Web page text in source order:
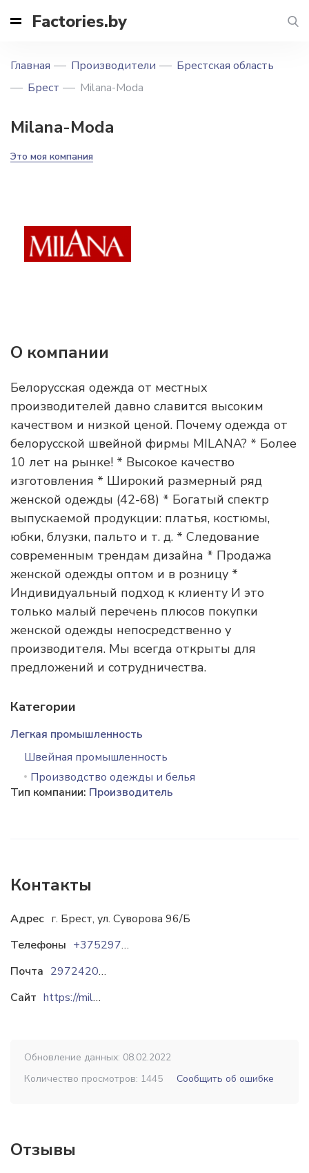
Factories.by
Главная Производители
Брестская область
Брест
Milana-Moda
Milana-Moda
Это моя компания
О компании
Белорусская одежда от местных
производителей давно славится высоким
качеством и низкой ценой. Почему одежда от
белорусской швейной фирмы MILANA? * Более
10 лет на рынке! * Высокое качество
изготовления * Широкий размерный ряд
женской одежды (42-68) * Богатый спектр
выпускаемой продукции: платья, костюмы,
юбки, блузки, пальто и т. д. * Следование
современным трендам дизайна * Продажа
женской одежды оптом и в розницу *
Индивидуальный подход к клиенту И это
только малый перечень плюсов покупки
женской одежды непосредственно у
производителя. Мы всегда открыты для
предложений и сотрудничества.
Категории
Легкая промышленность
Швейная промышленность
Производство одежды и белья
Тип компании: Производитель
Контакты
Адрес г. Брест, ул. Суворова 96/Б
Телефоны
+375297242044
Почта
297242044@mail.ru
Сайт
https://milana-moda.by
Обновление данных: 08.02.2022
Количество просмотров: 1445
Сообщить об ошибке
Отзывы